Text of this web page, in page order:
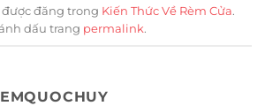
đăng trong Kiến Thức Về Rèm Cửa.
dấu trang permalink.